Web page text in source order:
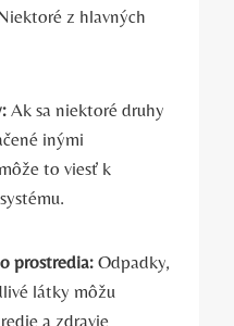
z hlavných
Ak sa niektoré druhy
inými
to viesť k
prostredia: Odpadky,
látky môžu
a zdravie